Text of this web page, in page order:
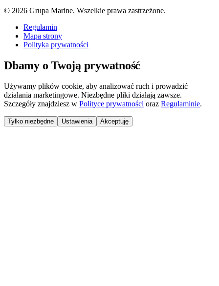
© 2026 Grupa Marine. Wszelkie prawa zastrzeżone.
Regulamin
Mapa strony
Polityka prywatności
Dbamy o Twoją prywatność
Używamy plików cookie, aby analizować ruch i prowadzić
działania marketingowe. Niezbędne pliki działają zawsze.
Szczegóły znajdziesz w Polityce prywatności oraz Regulaminie.
Tylko niezbędne Ustawienia Akceptuję